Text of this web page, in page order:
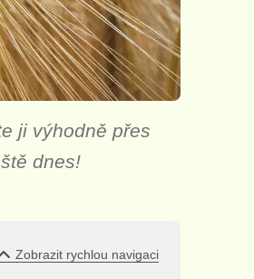
ji výhodně přes
dnes!
Zobrazit rychlou navigaci